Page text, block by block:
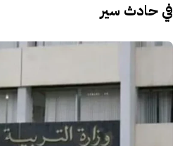
في حادث سير